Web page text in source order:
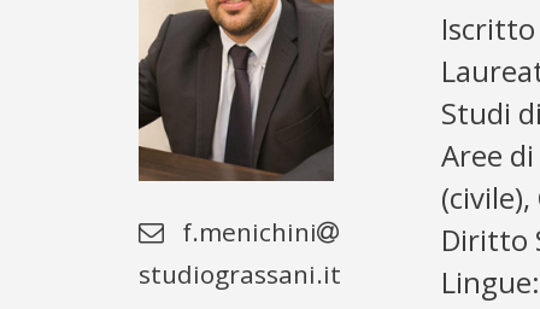
f.menichini
studiograssani.it
Iscritto
Studi
Aree
Diritto